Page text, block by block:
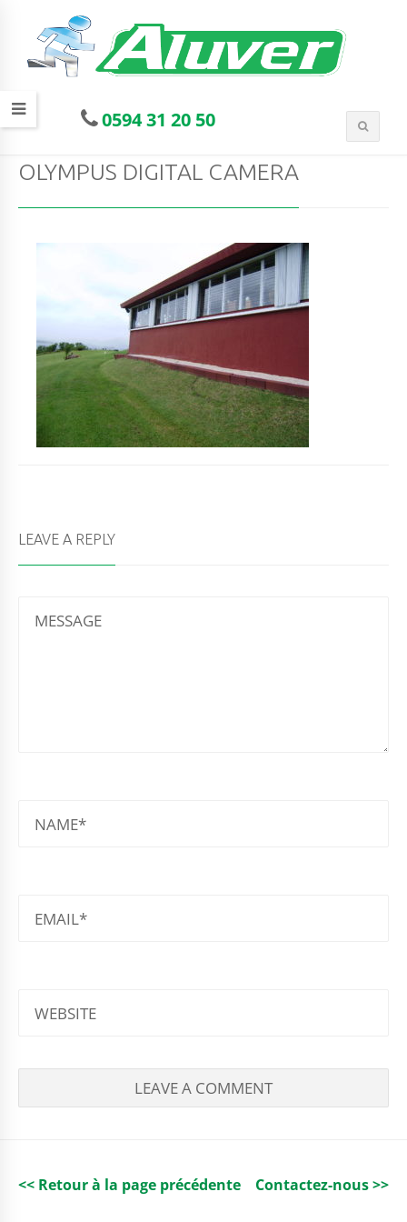
0594 31 20 50
OLYMPUS DIGITAL CAMERA
LEAVE A REPLY
<< Retour à la page précédente Contactez-nous >>